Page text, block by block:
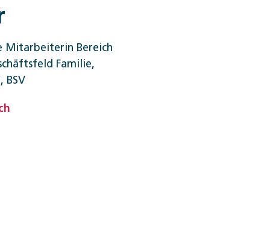
Mitarbeiterin Bereich
Familie,
BSV